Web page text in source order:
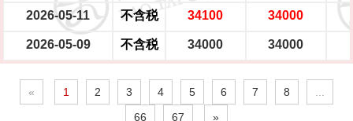
2026-05-11 不含税 34100 34000
2026-05-09 不含税 34000 34000
« 1 2 3 4 5 6 7 8
66
67 »